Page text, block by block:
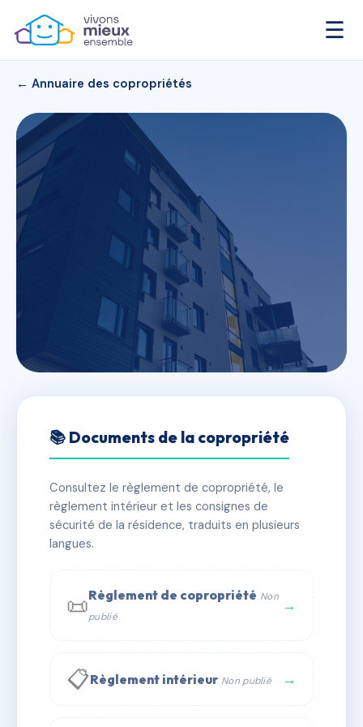
☰
← Annuaire des copropriétés
MARYLENE
✓ Immatriculée 🏠 18 lots 🏗 1 bâtiment(s)
📞 Contacter Syndic Digital
📚 Documents de la copropriété
Consultez le règlement de copropriété, le
règlement intérieur et les consignes de
sécurité de la résidence, traduits en plusieurs
langues.
📜Règlement de copropriété Non
publié
→
📋Règlement intérieur Non publié →